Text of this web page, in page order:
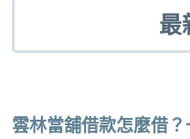
最
雲林當舖借款怎麼借